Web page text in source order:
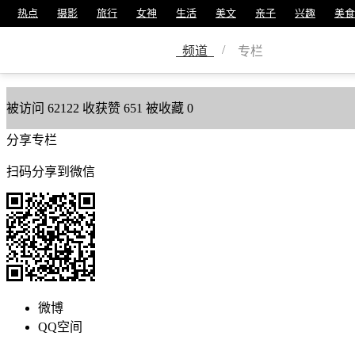
热点 摄影 旅行 女神 生活 美文 亲子 兴趣 美食
频道 / 专栏
美篇号13782194
被访问 62122 收获赞 651 被收藏 0
分享专栏
扫码分享到微信
微博
QQ空间